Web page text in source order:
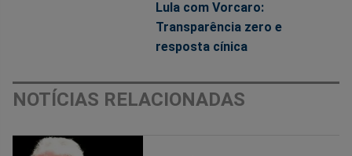
Lula com Vorcaro:
Transparência zero e
resposta cínica
NOTÍCIAS RELACIONADAS